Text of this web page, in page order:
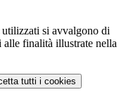
si avvalgono di
alle finalità illustrate nella
tutti i cookies